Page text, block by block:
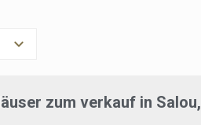
zum verkauf in